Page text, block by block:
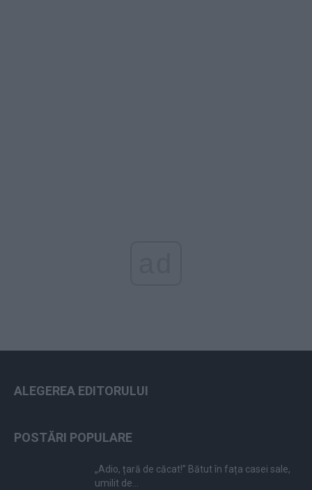
ALEGEREA EDITORULUI
POSTĂRI POPULARE
„Adio, țară de căcat!” Bătut în fața casei sale,
umilit de...